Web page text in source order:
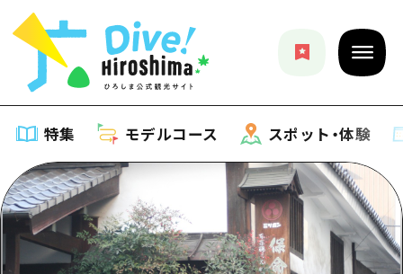
特集 モデルコース スポット・体験
特集
特集一覧
モデルコース